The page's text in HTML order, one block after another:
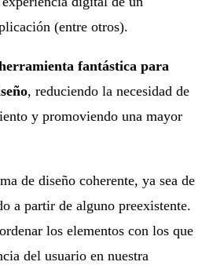
(entre otros).
fantástica para
, reduciendo la necesidad de
y promoviendo una mayor
de diseño coherente, ya sea de
a partir de alguno preexistente.
los elementos con los que
del usuario en nuestra